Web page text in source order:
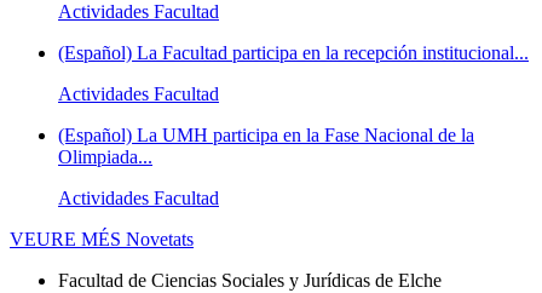
Actividades Facultad
(Español) La Facultad participa en la recepción institucional...
Actividades Facultad
(Español) La UMH participa en la Fase Nacional de la
Olimpiada...
Actividades Facultad
VEURE MÉS Novetats
Facultad de Ciencias Sociales y Jurídicas de Elche